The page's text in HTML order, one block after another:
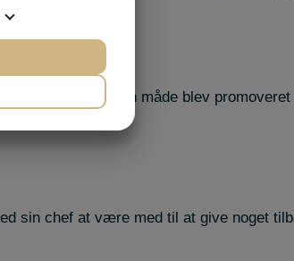
hos en revisor.
at de på den måde blev promoveret
sin chef at være med til at give noget